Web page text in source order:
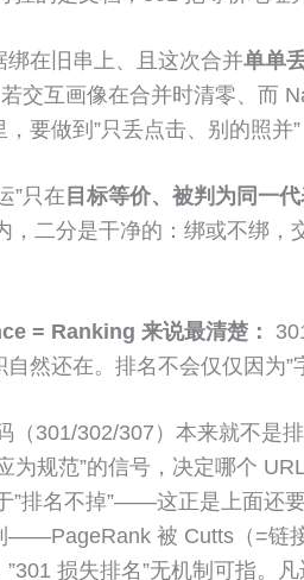
在旧串上、且这次合并单单
交互画像在合并时清零、而
要做到”只丢点击、别的照
”只在 目标等价、被判为同一
二分是干净的：绑或不绑，
= Ranking 来说最清楚：
然还在。排名不会仅仅因为”
（301/302/307）本来就不是
为规范”的信号，决定哪个
”排名不掉”——这正是上面还
——PageRank 被 Cutts（=链
损失排名”无机制可指。